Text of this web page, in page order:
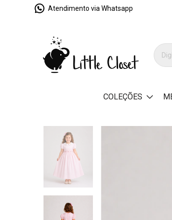
Atendimento via Whatsapp
COLEÇÕES